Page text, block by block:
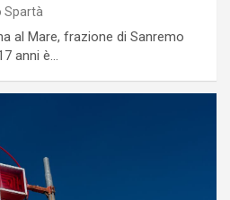
Spartà
al Mare, frazione di Sanremo
anni è…